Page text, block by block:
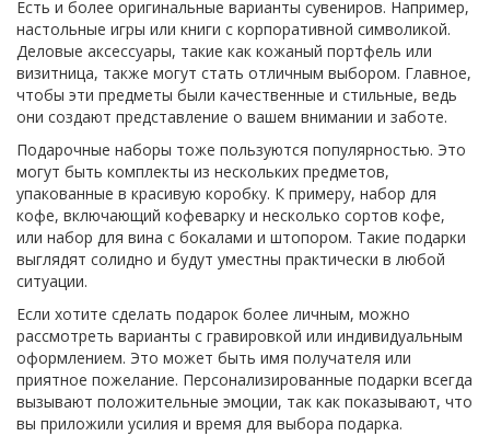
Есть и более оригинальные варианты сувениров. Например,
настольные игры или книги с корпоративной символикой.
Деловые аксессуары, такие как кожаный портфель или
визитница, также могут стать отличным выбором. Главное,
чтобы эти предметы были качественные и стильные, ведь
они создают представление о вашем внимании и заботе.
Подарочные наборы тоже пользуются популярностью. Это
могут быть комплекты из нескольких предметов,
упакованные в красивую коробку. К примеру, набор для
кофе, включающий кофеварку и несколько сортов кофе,
или набор для вина с бокалами и штопором. Такие подарки
выглядят солидно и будут уместны практически в любой
ситуации.
Если хотите сделать подарок более личным, можно
рассмотреть варианты с гравировкой или индивидуальным
оформлением. Это может быть имя получателя или
приятное пожелание. Персонализированные подарки всегда
вызывают положительные эмоции, так как показывают, что
вы приложили усилия и время для выбора подарка.